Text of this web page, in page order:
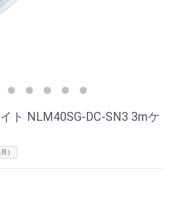
ト NLM40SG-DC-SN3 3mケ
）